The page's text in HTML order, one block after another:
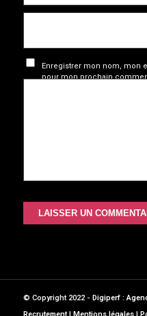
Enregistrer mon nom, mon
pour mon prochain
© Copyright 2022 - Digiperf :
Recrutement| Mentions légales|